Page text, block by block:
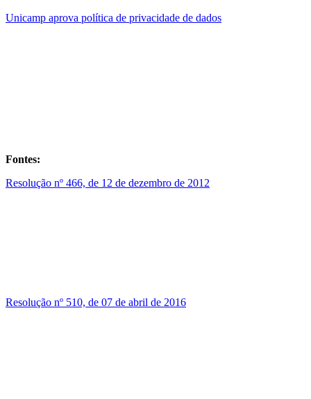
Unicamp aprova política de privacidade de dados
Fontes:
Resolução nº 466, de 12 de dezembro de 2012
Resolução nº 510, de 07 de abril de 2016